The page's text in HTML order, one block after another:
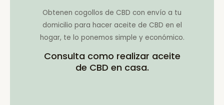
Obtenen cogollos de CBD con envío a tu
domicilio para hacer aceite de CBD en el
hogar, te lo ponemos simple y económico.
Consulta como realizar aceite
de CBD en casa.